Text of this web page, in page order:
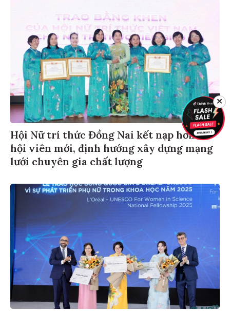
Hội Nữ trí thức Đồng Nai kết nạp hơn 40
hội viên mới, định hướng xây dựng mạng
lưới chuyên gia chất lượng
✕